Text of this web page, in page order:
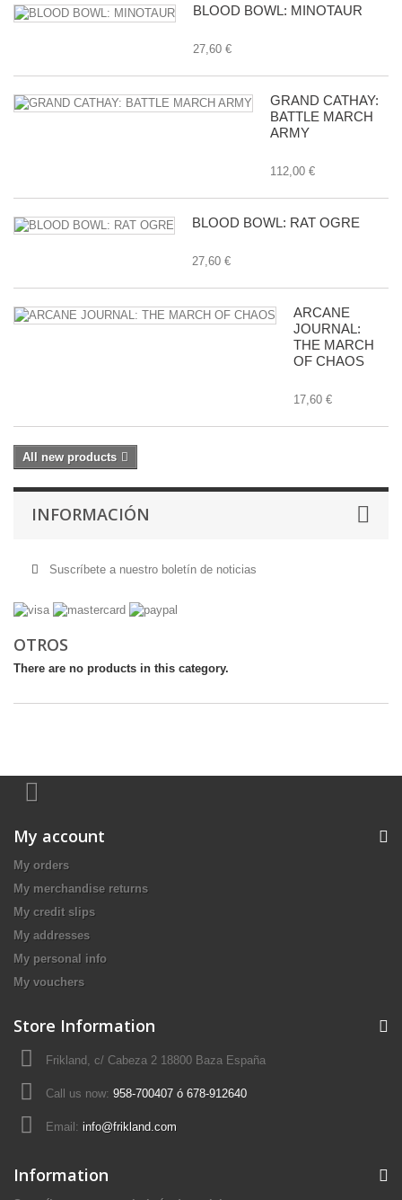
BLOOD BOWL: MINOTAUR
27,60 €
GRAND CATHAY:
BATTLE MARCH
ARMY
112,00 €
BLOOD BOWL: RAT OGRE
27,60 €
ARCANE
JOURNAL:
THE MARCH
OF CHAOS
17,60 €
All new products
INFORMACIÓN
Suscríbete a nuestro boletín de noticias
OTROS
There are no products in this category.
My account
My orders
My merchandise returns
My credit slips
My addresses
My personal info
My vouchers
Store Information
Frikland, c/ Cabeza 2 18800 Baza España
Call us now: 958-700407 ó 678-912640
Email: info@frikland.com
Information